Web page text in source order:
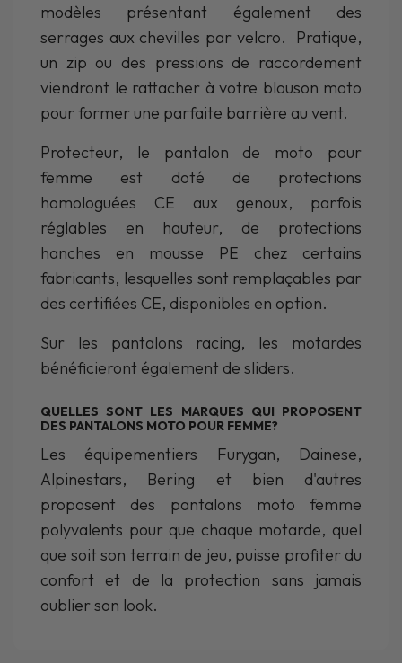
modèles présentant également des
serrages aux chevilles par velcro. Pratique,
un zip ou des pressions de raccordement
viendront le rattacher à votre blouson moto
pour former une parfaite barrière au vent.
Protecteur, le pantalon de moto pour
femme est doté de protections
homologuées CE aux genoux, parfois
réglables en hauteur, de protections
hanches en mousse PE chez certains
fabricants, lesquelles sont remplaçables par
des certifiées CE, disponibles en option.
Sur les pantalons racing, les motardes
bénéficieront également de sliders.
QUELLES SONT LES MARQUES QUI PROPOSENT
DES PANTALONS MOTO POUR FEMME?
Les équipementiers Furygan, Dainese,
Alpinestars, Bering et bien d'autres
proposent des pantalons moto femme
polyvalents pour que chaque motarde, quel
que soit son terrain de jeu, puisse profiter du
confort et de la protection sans jamais
oublier son look.